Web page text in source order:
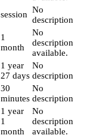
session No
description
1
month
No
description
available.
1 year
27 days
No
description
30
minutes
No
description
1 year
1
month
No
description
available.